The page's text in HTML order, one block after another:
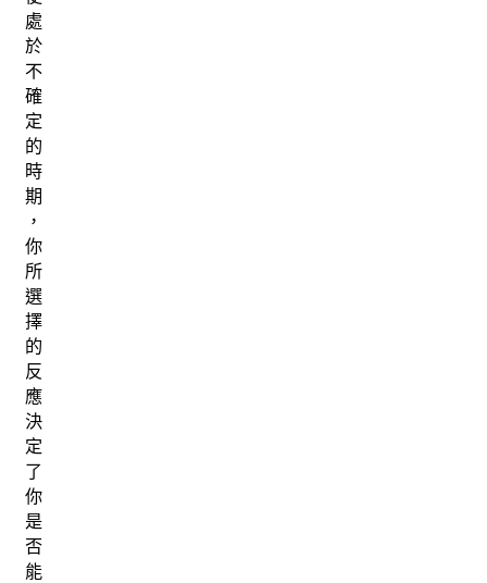
處
於
不
確
定
的
時
期
，
你
所
選
擇
的
反
應
決
定
了
你
是
否
能